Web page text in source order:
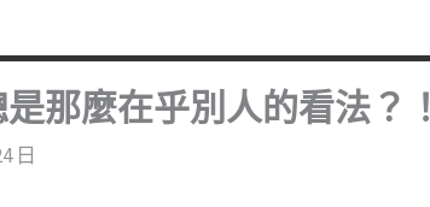
那麼在乎別人的看法？！
日